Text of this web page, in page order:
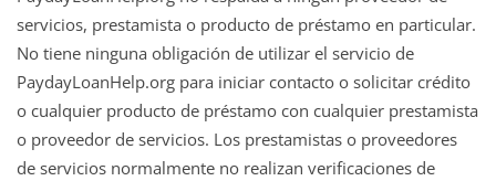
servicios, prestamista o producto de préstamo en particular.
No tiene ninguna obligación de utilizar el servicio de
PaydayLoanHelp.org para iniciar contacto o solicitar crédito
o cualquier producto de préstamo con cualquier prestamista
o proveedor de servicios. Los prestamistas o proveedores
de servicios normalmente no realizan verificaciones de